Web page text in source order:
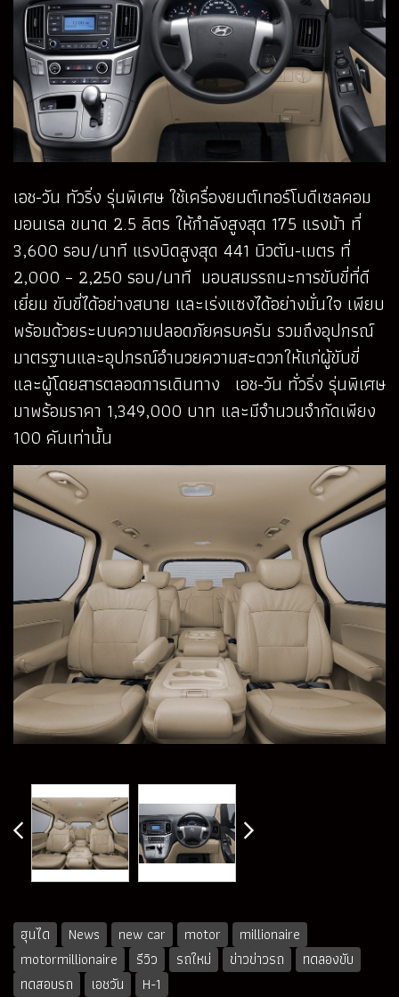
เอช-วัน ทัวริ่ง รุ่นพิเศษ ใช้เครื่องยนต์เทอร์โบดีเซลคอม
มอนเรล ขนาด 2.5 ลิตร ให้กำลังสูงสุด 175 แรงม้า ที่
3,600 รอบ/นาที แรงบิดสูงสุด 441 นิวตัน-เมตร ที่
2,000 – 2,250 รอบ/นาที มอบสมรรถนะการขับขี่ที่ดี
เยี่ยม ขับขี่ได้อย่างสบาย และเร่งแซงได้อย่างมั่นใจ เพียบ
พร้อมด้วยระบบความปลอดภัยครบครัน รวมถึงอุปกรณ์
มาตรฐานและอุปกรณ์อำนวยความสะดวกให้แก่ผู้ขับขี่
และผู้โดยสารตลอดการเดินทาง เอช-วัน ทั่วริ่ง รุ่นพิเศษ
มาพร้อมราคา 1,349,000 บาท และมีจำนวนจำกัดเพียง
100 คันเท่านั้น
ฮุนได News new car motor
millionaire
motormillionaire
รีวิว รถใหม่ ข่าวข่าวรถ
ทดลองขับ
ทดสอบรถ
เอชวัน H-1